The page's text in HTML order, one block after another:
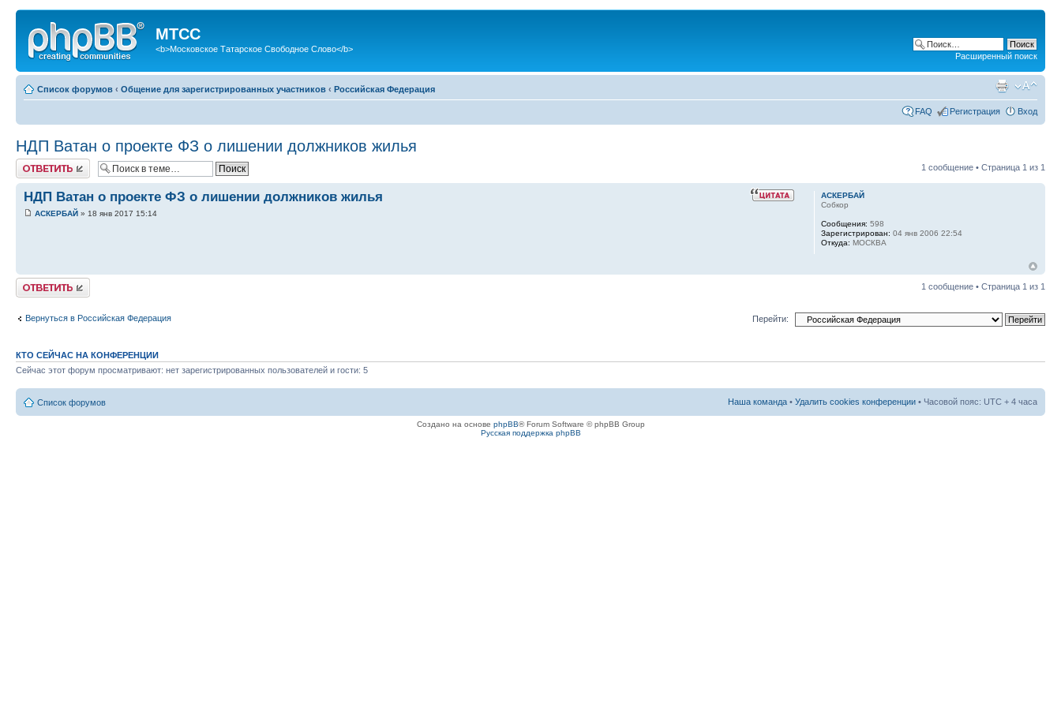
МТСС
<b>Московское Татарское Свободное Слово</b>
Расширенный поиск
Список форумов ‹ Общение для зарегистрированных участников ‹ Российская Федерация
FAQ Регистрация Вход
НДП Ватан о проекте ФЗ о лишении должников жилья
Ответить 1 сообщение • Страница 1 из 1
НДП Ватан о проекте ФЗ о лишении должников жилья
АСКЕРБАЙ » 18 янв 2017 15:14
АСКЕРБАЙ
Собкор
Сообщения: 598
Зарегистрирован: 04 янв 2006 22:54
Откуда: МОСКВА
Ответить 1 сообщение • Страница 1 из 1
Вернуться в Российская Федерация Перейти:
КТО СЕЙЧАС НА КОНФЕРЕНЦИИ
Сейчас этот форум просматривают: нет зарегистрированных пользователей и гости: 5
Список форумов Наша команда • Удалить cookies конференции • Часовой пояс: UTC + 4 часа
Создано на основе phpBB® Forum Software © phpBB Group
Русская поддержка phpBB